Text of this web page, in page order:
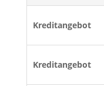
Kreditangebot
Kreditangebot